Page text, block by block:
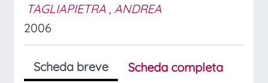
TAGLIAPIETRA , ANDREA
2006
Scheda breve
Scheda completa